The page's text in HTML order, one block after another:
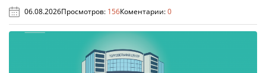
06.08.2026Просмотров: 156Коментарии:0